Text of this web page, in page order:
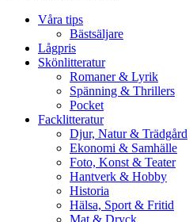
Våra tips
Bästsäljare
Lågpris
Skönlitteratur
Romaner & Lyrik
Spänning & Thrillers
Pocket
Facklitteratur
Djur, Natur & Trädgård
Ekonomi & Samhälle
Foto, Konst & Teater
Hantverk & Hobby
Historia
Hälsa, Sport & Fritid
Mat & Dryck